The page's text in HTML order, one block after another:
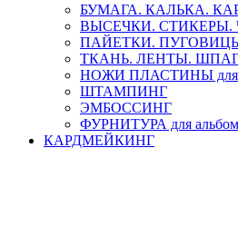
БУМАГА. КАЛЬКА.
ВЫСЕЧКИ. СТИКЕРЫ.
ПАЙЕТКИ.
ТКАНЬ. ЛЕНТЫ.
НОЖИ ПЛАСТИНЫ для
ШТАМПИНГ
ЭМБОССИНГ
ФУРНИТУРА для
КАРДМЕЙКИНГ